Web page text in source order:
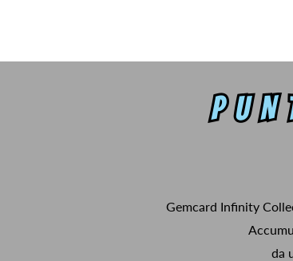
Gemcard Infinity
da